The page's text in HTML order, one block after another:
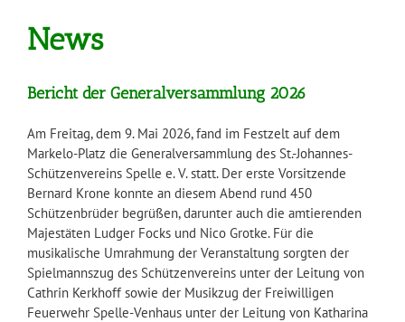
News
Bericht der Generalversammlung 2026
Am Freitag, dem 9. Mai 2026, fand im Festzelt auf dem
Markelo-Platz die Generalversammlung des St.-Johannes-
Schützenvereins Spelle e. V. statt. Der erste Vorsitzende
Bernard Krone konnte an diesem Abend rund 450
Schützenbrüder begrüßen, darunter auch die amtierenden
Majestäten Ludger Focks und Nico Grotke. Für die
musikalische Umrahmung der Veranstaltung sorgten der
Spielmannszug des Schützenvereins unter der Leitung von
Cathrin Kerkhoff sowie der Musikzug der Freiwilligen
Feuerwehr Spelle-Venhaus unter der Leitung von Katharina